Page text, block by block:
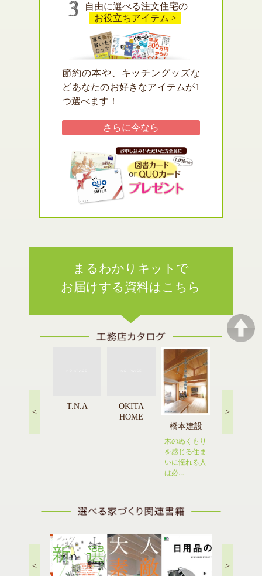
自由に選べる注文住宅の
お役立ちアイテム >
節約の本や、キッチングッズな
どあなたのお好きなアイテムが1
つ選べます！
さらに今なら
まるわかりキットで
お届けする資料はこちら
<
T.N.A
OKITA
HOME
橋本建設
木のぬくもり
を感じる住ま
いに憧れる人
は必…
>
< >